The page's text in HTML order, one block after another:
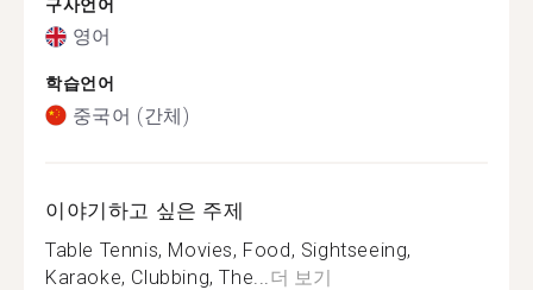
구사언어
영어
학습언어
중국어 (간체)
이야기하고 싶은 주제
Table Tennis, Movies, Food, Sightseeing,
Karaoke, Clubbing, The... 더 보기